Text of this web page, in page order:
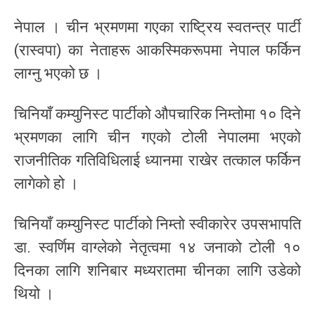
नेपाल । चीन भ्रमणमा गएका राष्ट्रिय स्वतन्त्र पार्टी
(रास्वपा) का नेताहरू आकस्मिकरूपमा नेपाल फर्किन
लाग्नु भएको छ ।
चिनियाँ कम्युनिस्ट पार्टीको औपचारिक निम्तोमा १० दिने
भ्रमणका लागि चीन गएको टोली नेपालमा भएको
राजनीतिक गतिविधिलाई ध्यानमा राखेर तत्काल फर्किन
लागेको हो ।
चिनियाँ कम्युनिस्ट पार्टीको निम्तो स्वीकारेर उपसभापति
डा. स्वर्णिम वाग्लेको नेतृत्वमा १४ जनाको टोली १०
दिनका लागि शनिबार मध्यरातमा चीनका लागि उडेको
थियो ।